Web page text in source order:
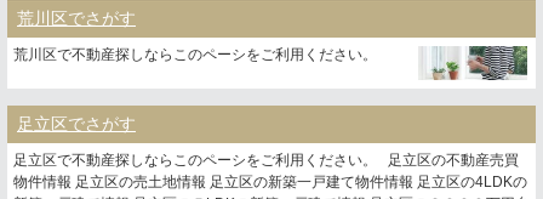
荒川区でさがす
荒川区で不動産探しならこのペーシをご利用ください。
足立区でさがす
足立区で不動産探しならこのペーシをご利用ください。 足立区の不動産売買
物件情報 足立区の売土地情報 足立区の新築一戸建て物件情報 足立区の4LDKの